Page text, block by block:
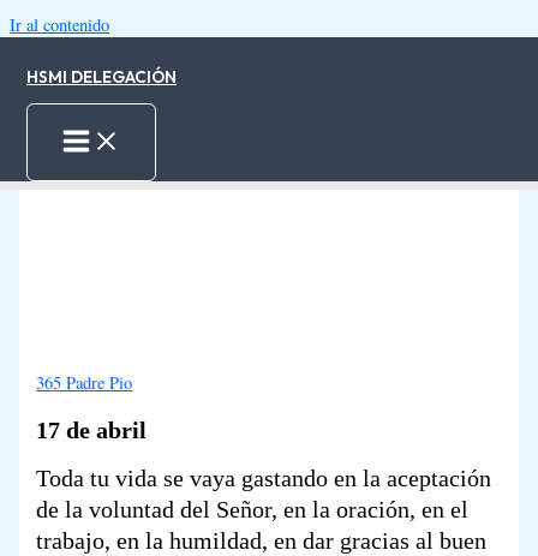
Ir al contenido
HSMI DELEGACIÓN
17.04.2025-1 minute of reading
Inicio
Padre Pio 17-Abr
365 Padre Pio
17 de abril
Toda tu vida se vaya gastando en la aceptación
de la voluntad del Señor, en la oración, en el
trabajo, en la humildad, en dar gracias al buen